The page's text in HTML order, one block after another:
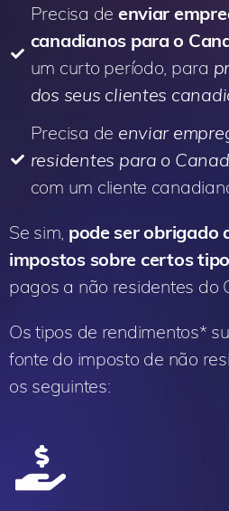
Precisa de enviar
canadianos para o
um curto período, para
dos seus clientes
Precisa de enviar
residentes para o
com um cliente
Se sim, pode ser obrigado
impostos sobre certos
pagos a não residentes do
Os tipos de rendimentos*
fonte do imposto de não
os seguintes: